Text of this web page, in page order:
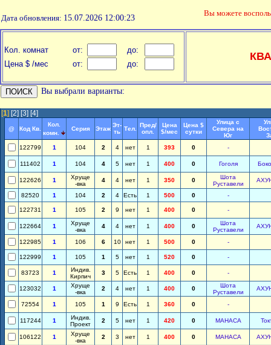
Дата обновления: 15.07.2026 12:00:23
Вы можете
Кол. комнат от:
до:
Цена $ /мес
от: до:
Вы выбрали варианты:
[1] [2] [3] [4]
@ Код Кв.
Кол.
комн.
Серия Этаж
Эт-
ть Тел.
Пред/
опл.
Цена
$/мес
Цена $
сутки
Улица с
Севера на
Юг
122799
1 104 2 4 нет 1 393 0 -
111402 1 104 4 5 нет 1 400 0 Гоголя
122626 1
Хруще
-вка
4 4 нет 1 350 0
Шота
Руставели
82520 1 104 2 4 Есть 1 500 0 -
122731 1 105 2 9 нет 1 400 0 -
122664 1
Хруще
-вка
4 4 нет 1 400 0
Шота
Руставели
122985 1 106 6 10 нет 1 500 0 -
122999 1 105 1 5 нет 1 520 0 -
83723 1
Индив.
Кирпич
3 5 Есть 1 400 0 -
123032 1
Хруще
-вка
2 4 нет 1 400 0
Шота
Руставели
72554 1 105 1 9 Есть 1 360 0 -
117244 1
Индив.
Проект
2 5 нет 1 420 0 МАНАСА
106122 1
Хруще
-вка
2 3 нет 1 400 0 МАНАСА